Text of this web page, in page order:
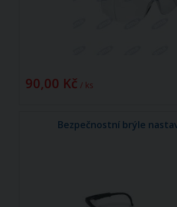
90,00 Kč / ks
Bezpečnostní brýle